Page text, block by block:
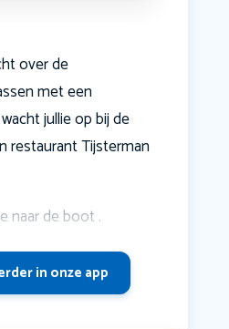
over de
met een
jullie op bij de
restaurant Tijsterman
naar de boot .
in onze app